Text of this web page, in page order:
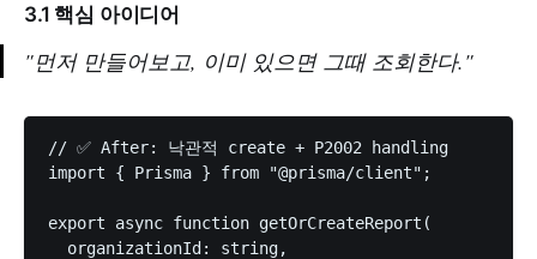
3.1 핵심 아이디어
"먼저 만들어보고, 이미 있으면 그때 조회한다."
// ✅ After: 낙관적 create + P2002 handling
import { Prisma } from "@prisma/client";
export async function getOrCreateReport(
  organizationId: string,